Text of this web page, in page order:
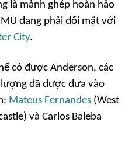
là mảnh ghép hoàn hảo
đang phải đối mặt với
City.
có được Anderson, các
đã được đưa vào
Mateus Fernandes (West
và Carlos Baleba